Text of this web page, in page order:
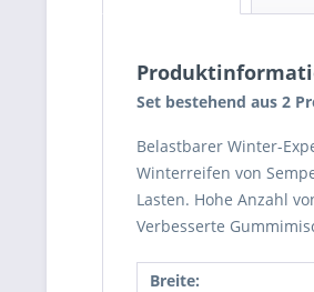
Set bestehend aus 2
Belastbarer Winter-
Winterreifen von
Lasten. Hohe Anzahl
Verbesserte
Breite: